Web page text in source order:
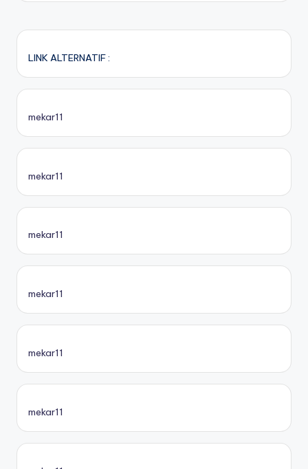
LINK ALTERNATIF :
mekar11
mekar11
mekar11
mekar11
mekar11
mekar11